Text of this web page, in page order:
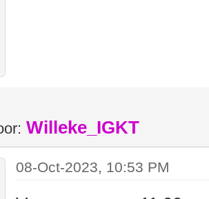
Willeke_IGKT
08-Oct-2023, 10:53 PM